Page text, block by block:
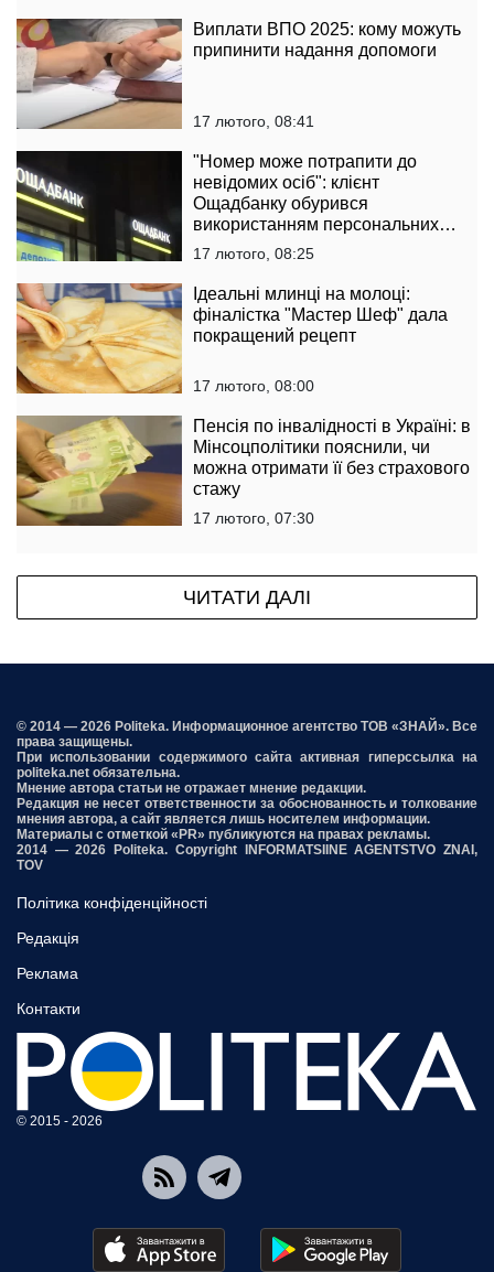
Виплати ВПО 2025: кому можуть
припинити надання допомоги
17 лютого, 08:41
"Номер може потрапити до
невідомих осіб": клієнт
Ощадбанку обурився
використанням персональних
даних
17 лютого, 08:25
Ідеальні млинці на молоці:
фіналістка "Мастер Шеф" дала
покращений рецепт
17 лютого, 08:00
Пенсія по інвалідності в Україні: в
Мінсоцполітики пояснили, чи
можна отримати її без страхового
стажу
17 лютого, 07:30
ЧИТАТИ ДАЛІ
© 2014 — 2026 Politeka. Информационное агентство ТОВ «ЗНАЙ». Все
права защищены.
При использовании содержимого сайта активная гиперссылка на
politeka.net обязательна.
Мнение автора статьи не отражает мнение редакции.
Редакция не несет ответственности за обоснованность и толкование
мнения автора, а сайт является лишь носителем информации.
Материалы с отметкой «PR» публикуются на правах рекламы.
2014 — 2026 Politeka. Copyright INFORMATSIINE AGENTSTVO ZNAI,
TOV
Політика конфіденційності
Редакція
Реклама
Контакти
© 2015 - 2026